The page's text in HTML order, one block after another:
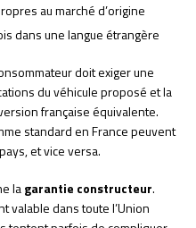
au marché d’origine
dans une langue étrangère
doit exiger une
du véhicule proposé et la
française équivalente.
standard en France peuvent
et vice versa.
lagarantie constructeur.
valable dans toute l’Union